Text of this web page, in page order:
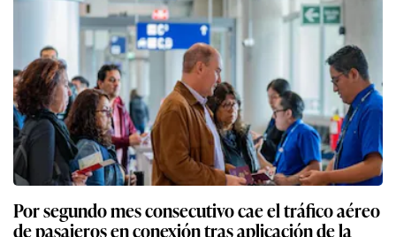
Por segundo mes consecutivo cae el tráfico aéreo
de pasajeros en conexión tras aplicación de la